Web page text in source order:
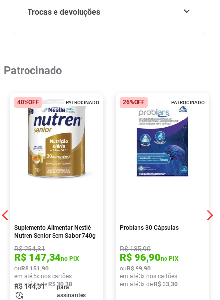
Trocas e devoluções
Patrocinado
PATROCINADO
40%OFF
Suplemento Alimentar Nestlé
Nutren Senior Sem Sabor 740g
R$254,31
R$ 147,34no PIX
ou R$ 151 ,90
em até 5x nos cartões
em até5x de R$ 30,38
R$144,31
para
assinantes
PATROCINADO
26%OFF
Probians 30 Cápsulas
R$135,90
R$ 96,90no PIX
ou R$ 99,90
em até3x nos cartões
em até3x de R$ 33,30